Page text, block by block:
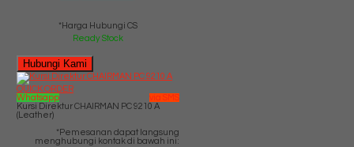
*Harga Hubungi CS
Ready Stock
Hubungi Kami
QUICK ORDER
Whatsapp
via SMS
Kursi Direktur CHAIRMAN PC 9210 A
(Leather)
*Pemesanan dapat langsung
menghubungi kontak di bawah ini: